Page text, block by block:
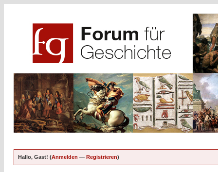
Hallo, Gast! (Anmelden — Registrieren)